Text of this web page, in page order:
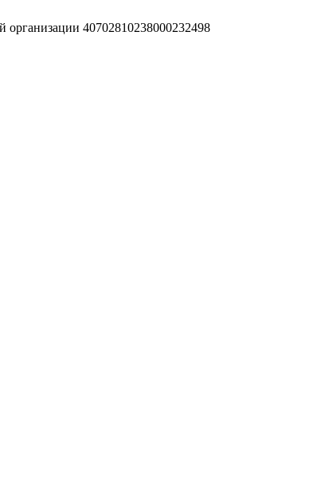
40702810238000232498